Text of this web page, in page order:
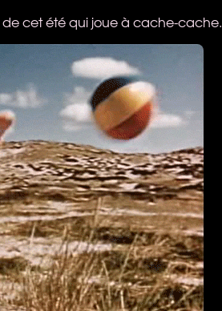
cet été qui joue à cache-cache.